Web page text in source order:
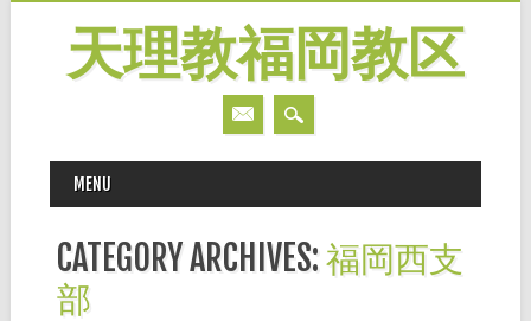
天理教福岡教区
MAIN MENU
MENU
CATEGORY ARCHIVES:福岡西支
部